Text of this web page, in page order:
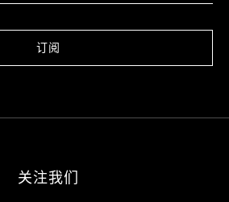
订阅
关注我们